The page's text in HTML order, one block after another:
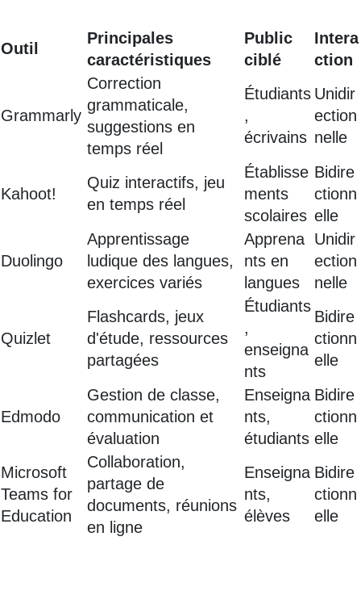
Outil
Principales
caractéristiques
Public
ciblé
Intera
ction
Grammarly
Correction
grammaticale,
suggestions en
temps réel
Étudiants
,
écrivains
Unidir
ection
nelle
Kahoot!
Quiz interactifs, jeu
en temps réel
Établisse
ments
scolaires
Bidire
ctionn
elle
Duolingo
Apprentissage
ludique des langues,
exercices variés
Apprena
nts en
langues
Unidir
ection
nelle
Quizlet
Flashcards, jeux
d'étude, ressources
partagées
Étudiants
,
enseigna
nts
Bidire
ctionn
elle
Edmodo
Gestion de classe,
communication et
évaluation
Enseigna
nts,
étudiants
Bidire
ctionn
elle
Microsoft
Teams for
Education
Collaboration,
partage de
documents, réunions
en ligne
Enseigna
nts,
élèves
Bidire
ctionn
elle